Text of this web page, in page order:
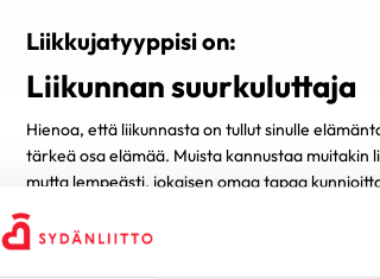
Liikkujatyyppisi on:
Liikunnan suurkuluttaja
Hienoa, että liikunnasta on tullut sinulle
tärkeä osa elämää. Muista kannustaa muitakin
mutta lempeästi, jokaisen omaa tapaa